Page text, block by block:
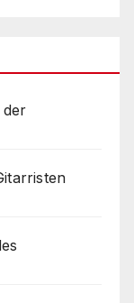
der